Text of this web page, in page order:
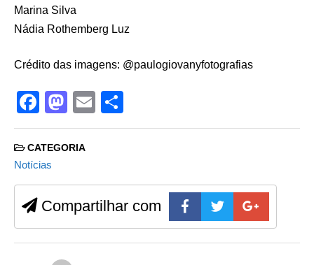
Marina Silva
Nádia Rothemberg Luz
Crédito das imagens: @paulogiovanyfotografias
F
a
c
e
b
o
o
M
a
st
d
o
n
E
m h
CATEGORIA
Notícias
Compartilhar com